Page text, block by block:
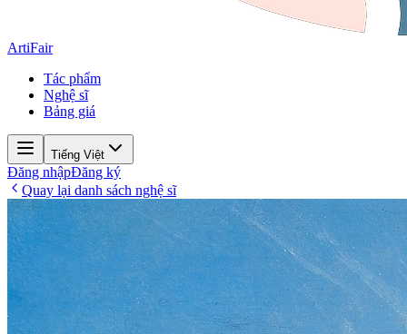
ArtiFair
Tác phẩm
Nghệ sĩ
Bảng giá
Tiếng Việt
Đăng nhậpĐăng ký
Quay lại danh sách nghệ sĩ